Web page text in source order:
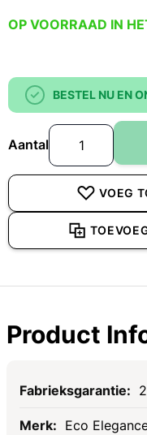
OP VOORRAAD IN
BESTEL NU EN
Aantal
VOEG
Product
Specificaties
Eco